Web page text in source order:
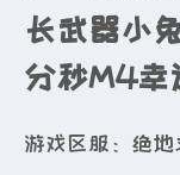
长武器小
分秒M4幸
游戏区服：绝